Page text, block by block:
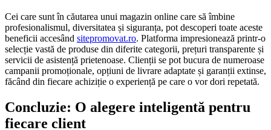
Cei care sunt în căutarea unui magazin online care să îmbine
profesionalismul, diversitatea și siguranța, pot descoperi toate aceste
beneficii accesând sitepromovat.ro. Platforma impresionează printr-o
selecție vastă de produse din diferite categorii, prețuri transparente și
servicii de asistență prietenoase. Clienții se pot bucura de numeroase
campanii promoționale, opțiuni de livrare adaptate și garanții extinse,
făcând din fiecare achiziție o experiență pe care o vor dori repetată.
Concluzie: O alegere inteligentă pentru
fiecare client